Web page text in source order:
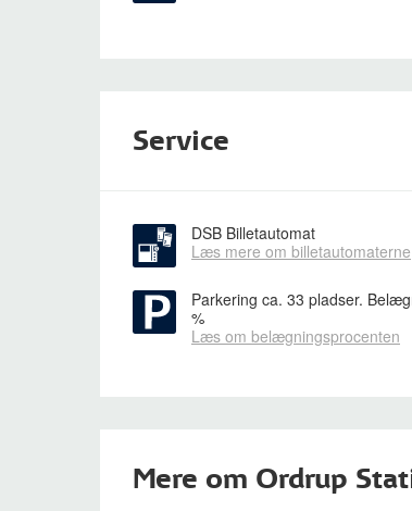
Service
DSB Billetautomat
Læs mere om billetautomaterne
Parkering ca. 33 pladser.
%
Læs om belægningsprocenten
Mere om Ordrup